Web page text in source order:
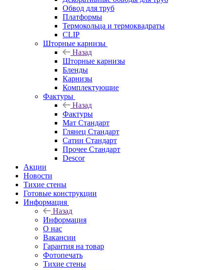
Обвод для труб
Платформы
Термокольца и термоквадраты
CLIP
Шторные карнизы
Назад
Шторные карнизы
Бленды
Карнизы
Комплектующие
Фактуры
Назад
Фактуры
Мат Стандарт
Глянец Стандарт
Сатин Стандарт
Прочее Стандарт
Descor
Акции
Новости
Тихие стены
Готовые конструкции
Информация
Назад
Информация
О нас
Вакансии
Гарантия на товар
Фотопечать
Тихие стены